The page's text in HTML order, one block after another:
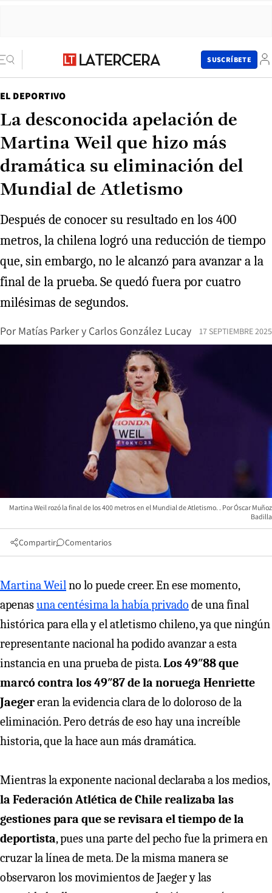
SUSCRÍBETE
EL DEPORTIVO
La desconocida apelación de
Martina Weil que hizo más
dramática su eliminación del
Mundial de Atletismo
Después de conocer su resultado en los 400
metros, la chilena logró una reducción de tiempo
que, sin embargo, no le alcanzó para avanzar a la
final de la prueba. Se quedó fuera por cuatro
milésimas de segundos.
Por Matías Parkery Carlos González Lucay 17 SEPTIEMBRE 2025
Martina Weil rozó la final de los 400 metros en el Mundial de Atletismo.
Óscar Muñoz
Badilla
Compartir Comentarios
Martina Weilno lo puede creer. En ese momento,
apenasuna centésima la había privado de una final
histórica para ella y el atletismo chileno, ya que ningún
representante nacional ha podido avanzar a esta
instancia en una prueba de pista.Los 49″88 que
marcó contra los 49″87 de la noruega Henriette
Jaegereran la evidencia clara de lo doloroso de la
eliminación. Pero detrás de eso hay una increíble
historia, que la hace aun más dramática.
Mientras la exponente nacional declaraba a los medios,
la Federación Atlética de Chile realizaba las
gestiones para que se revisara el tiempo de la
deportista, pues una parte del pecho fue la primera en
cruzar la línea de meta. De la misma manera se
observaron los movimientos de Jaeger y las